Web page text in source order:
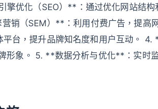
擎优化（SEO）**：通过优化网站结构
销（SEM）**：利用付费广告，提高
台，提升品牌知名度和用户互动。 4.
形象。 5. **数据分析与优化**：实时